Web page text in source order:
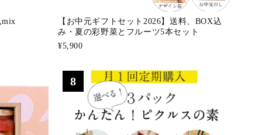
mix
【お中元ギフトセット2026】送料、BOX込
み・夏の彩野菜とフルーツ5本セット
¥5,900
8